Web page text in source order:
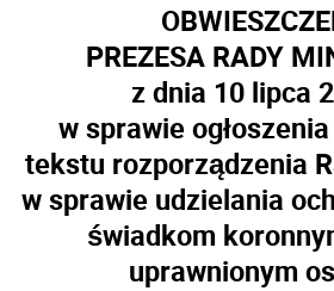
PREZESA RADY
z dnia 10 lipca
w sprawie
tekstu rozporządzenia
w sprawie udzielania
świadkom
uprawnionym